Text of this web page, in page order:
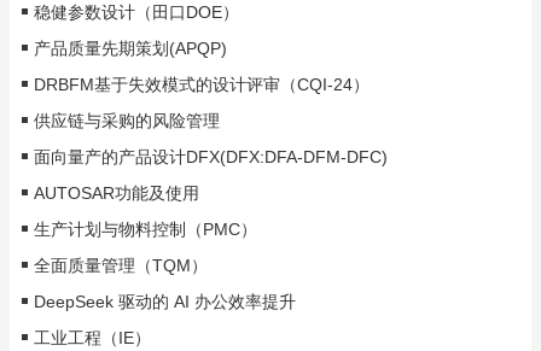
稳健参数设计（田口DOE）
产品质量先期策划(APQP)
DRBFM基于失效模式的设计评审（CQI-24）
供应链与采购的风险管理
面向量产的产品设计DFX(DFX:DFA-DFM-DFC)
AUTOSAR功能及使用
生产计划与物料控制（PMC）
全面质量管理（TQM）
DeepSeek 驱动的 AI 办公效率提升
工业工程（IE）